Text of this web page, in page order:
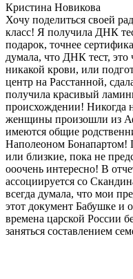
Кристина Новикова
Хочу поделиться своей
класс! Я получила ДНК
подарок, точнее
думала, что ДНК тест, это
никакой крови, или
центр на Расстанной,
получила красивый
происхождении! Никогда
женщины произошли из
имеются общие
Наполеоном Бонапартом!
или близкие, пока не
ооочень интересно! В
ассоциируется со
всегда думала, что мои
этот документ Бабушке и
времена царской России
заняться составлением